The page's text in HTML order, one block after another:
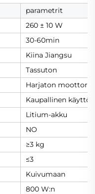
parametrit
260 ± 10 W
30-60min
Kiina Jiangsu
Tassuton
Harjaton moottori
Kaupallinen
Litium-akku
NO
≥3 kg
≤3
Kuivumaan
800 W:n